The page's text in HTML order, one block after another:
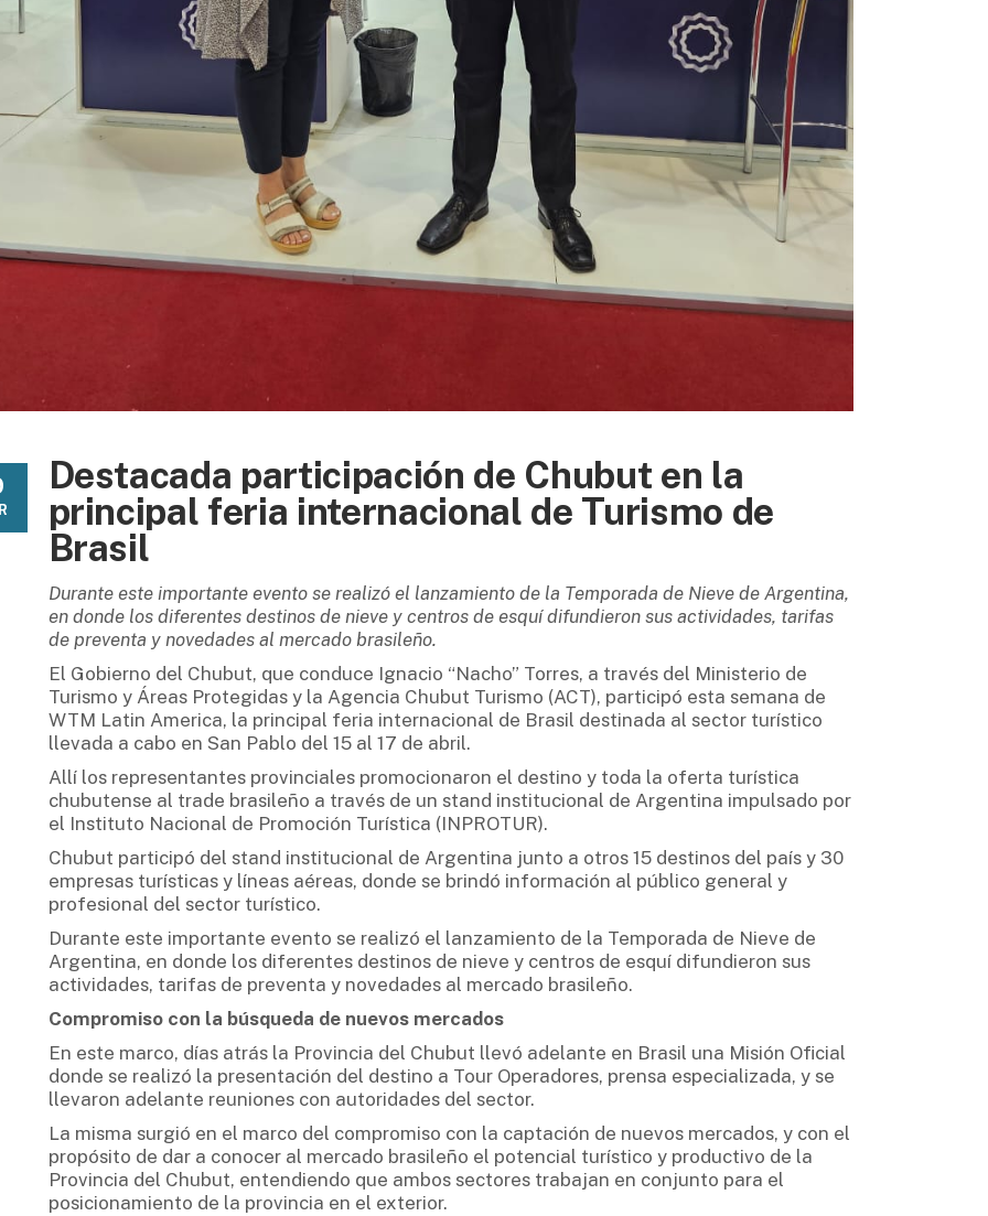
Destacada participación de Chubut en la
principal feria internacional de Turismo de
Brasil
Durante este importante evento se realizó el lanzamiento de la Temporada de Nieve de Argentina,
en donde los diferentes destinos de nieve y centros de esquí difundieron sus actividades, tarifas
de preventa y novedades al mercado brasileño.
El Gobierno del Chubut, que conduce Ignacio “Nacho” Torres, a través del Ministerio de
Turismo y Áreas Protegidas y la Agencia Chubut Turismo (ACT), participó esta semana de
WTM Latin America, la principal feria internacional de Brasil destinada al sector turístico
llevada a cabo en San Pablo del 15 al 17 de abril.
Allí los representantes provinciales promocionaron el destino y toda la oferta turística
chubutense al trade brasileño a través de un stand institucional de Argentina impulsado por
el Instituto Nacional de Promoción Turística (INPROTUR).
Chubut participó del stand institucional de Argentina junto a otros 15 destinos del país y 30
empresas turísticas y líneas aéreas, donde se brindó información al público general y
profesional del sector turístico.
Durante este importante evento se realizó el lanzamiento de la Temporada de Nieve de
Argentina, en donde los diferentes destinos de nieve y centros de esquí difundieron sus
actividades, tarifas de preventa y novedades al mercado brasileño.
Compromiso con la búsqueda de nuevos mercados
En este marco, días atrás la Provincia del Chubut llevó adelante en Brasil una Misión Oficial
donde se realizó la presentación del destino a Tour Operadores, prensa especializada, y se
llevaron adelante reuniones con autoridades del sector.
La misma surgió en el marco del compromiso con la captación de nuevos mercados, y con el
propósito de dar a conocer al mercado brasileño el potencial turístico y productivo de la
Provincia del Chubut, entendiendo que ambos sectores trabajan en conjunto para el
posicionamiento de la provincia en el exterior.